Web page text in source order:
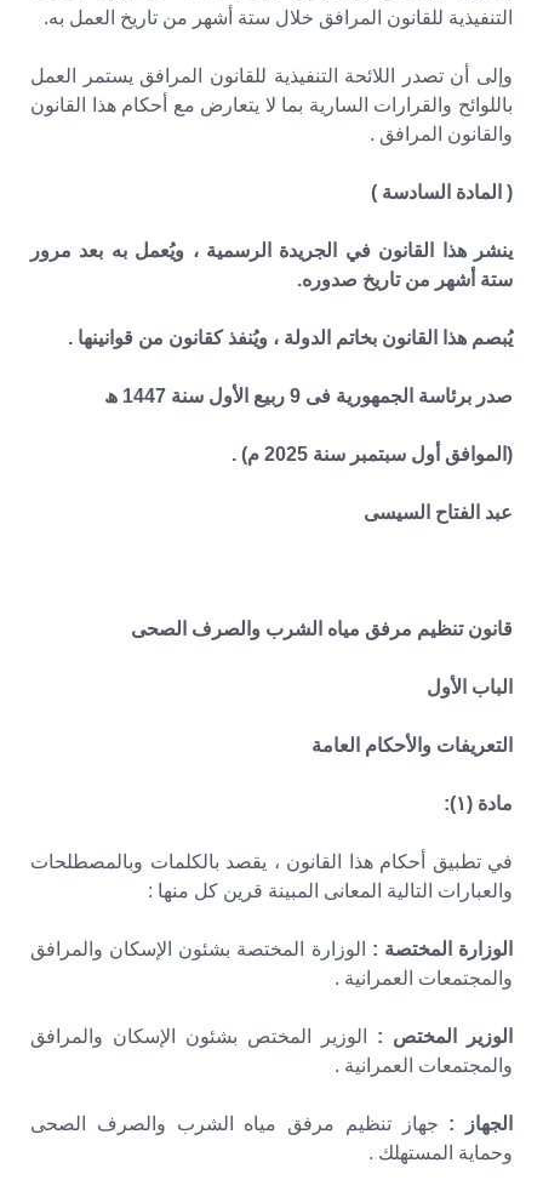
التنفيذية للقانون المرافق خلال ستة أشهر من تاريخ العمل به.
وإلى أن تصدر اللائحة التنفيذية للقانون المرافق يستمر العمل
باللوائح والقرارات السارية بما لا يتعارض مع أحكام هذا القانون
والقانون المرافق .
( المادة السادسة )
ينشر هذا القانون في الجريدة الرسمية ، ويُعمل به بعد مرور
ستة أشهر من تاريخ صدوره.
يُبصم هذا القانون بخاتم الدولة ، ويُنفذ كقانون من قوانينها .
صدر برئاسة الجمهورية فى 9 ربيع الأول سنة 1447 ھ
(الموافق أول سبتمبر سنة 2025 م) .
عبد الفتاح السيسى
قانون تنظيم مرفق مياه الشرب والصرف الصحى
الباب الأول
التعريفات والأحكام العامة
مادة (١):
في تطبيق أحكام هذا القانون ، يقصد بالكلمات وبالمصطلحات
والعبارات التالية المعانى المبينة قرين كل منها :
الوزارة المختصة : الوزارة المختصة بشئون الإسكان والمرافق
والمجتمعات العمرانية .
الوزير المختص : الوزير المختص بشئون الإسكان والمرافق
والمجتمعات العمرانية .
الجهاز : جهاز تنظيم مرفق مياه الشرب والصرف الصحى
وحماية المستهلك .